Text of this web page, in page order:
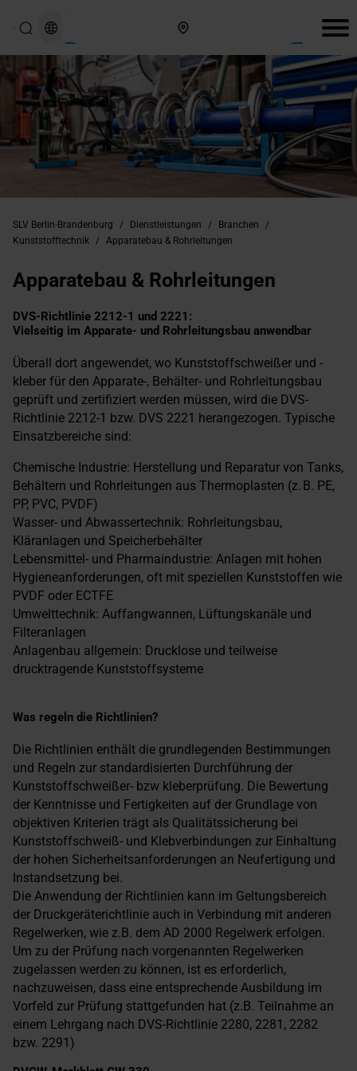
SLV Berlin-Brandenburg / Dienstleistungen / Branchen
/
Kunststofftechnik
/ Apparatebau & Rohrleitungen
Apparatebau & Rohrleitungen
DVS-Richtlinie 2212-1 und 2221:
Vielseitig im Apparate- und Rohrleitungsbau anwendbar
Überall dort angewendet, wo Kunststoffschweißer und -
kleber für den Apparate-, Behälter- und Rohrleitungsbau
geprüft und zertifiziert werden müssen, wird die DVS-
Richtlinie 2212-1 bzw. DVS 2221 herangezogen. Typische
Einsatzbereiche sind:
Chemische Industrie: Herstellung und Reparatur von Tanks,
Behältern und Rohrleitungen aus Thermoplasten (z. B. PE,
PP, PVC, PVDF)
Wasser- und Abwassertechnik: Rohrleitungsbau,
Kläranlagen und Speicherbehälter
Lebensmittel- und Pharmaindustrie: Anlagen mit hohen
Hygieneanforderungen, oft mit speziellen Kunststoffen wie
PVDF oder ECTFE
Umwelttechnik: Auffangwannen, Lüftungskanäle und
Filteranlagen
Anlagenbau allgemein: Drucklose und teilweise
drucktragende Kunststoffsysteme
Was regeln die Richtlinien?
Die Richtlinien enthält die grundlegenden Bestimmungen
und Regeln zur standardisierten Durchführung der
Kunststoffschweißer- bzw kleberprüfung. Die Bewertung
der Kenntnisse und Fertigkeiten auf der Grundlage von
objektiven Kriterien trägt als Qualitätssicherung bei
Kunststoffschweiß- und Klebverbindungen zur Einhaltung
der hohen Sicherheitsanforderungen an Neufertigung und
Instandsetzung bei.
Die Anwendung der Richtlinien kann im Geltungsbereich
der Druckgeräterichtlinie auch in Verbindung mit anderen
Regelwerken, wie z.B. dem AD 2000 Regelwerk erfolgen.
Um zu der Prüfung nach vorgenannten Regelwerken
zugelassen werden zu können, ist es erforderlich,
nachzuweisen, dass eine entsprechende Ausbildung im
Vorfeld zur Prüfung stattgefunden hat (z.B. Teilnahme an
einem Lehrgang nach DVS-Richtlinie 2280, 2281, 2282
bzw. 2291)